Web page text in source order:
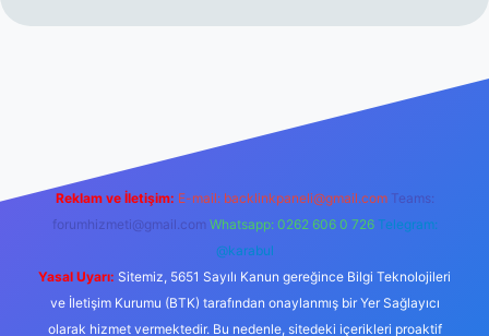
Reklam ve İletişim: E-mail: backlinkpaneli@gmail.com Teams:
forumhizmeti@gmail.com Whatsapp: 0262 606 0 726 Telegram:
@karabul
Yasal Uyarı: Sitemiz, 5651 Sayılı Kanun gereğince Bilgi Teknolojileri
ve İletişim Kurumu (BTK) tarafından onaylanmış bir Yer Sağlayıcı
olarak hizmet vermektedir. Bu nedenle, sitedeki içerikleri proaktif